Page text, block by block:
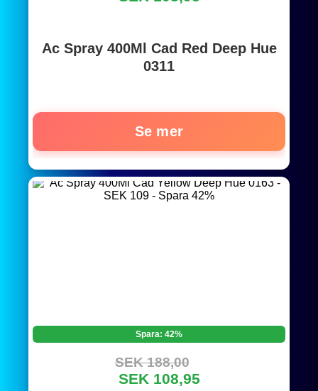
Ac Spray 400Ml Cad Red Deep Hue
0311
Se mer
Spara: 42%
SEK 188,00
SEK 108,95